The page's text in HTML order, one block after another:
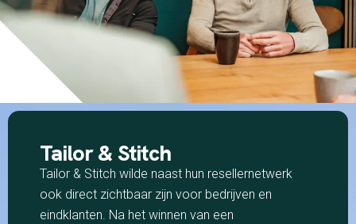
Tailor & Stitch
Tailor & Stitch wilde naast hun resellernetwerk
ook direct zichtbaar zijn voor bedrijven en
eindklanten. Na het winnen van een